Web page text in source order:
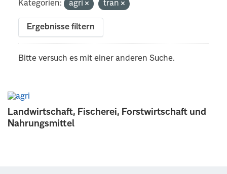
Landwirtschaft, Fischerei, Forstwirtschaft und
Nahrungsmittel
Kategorien:
agri tran
Ergebnisse filtern
Bitte versuch es mit einer anderen Suche.